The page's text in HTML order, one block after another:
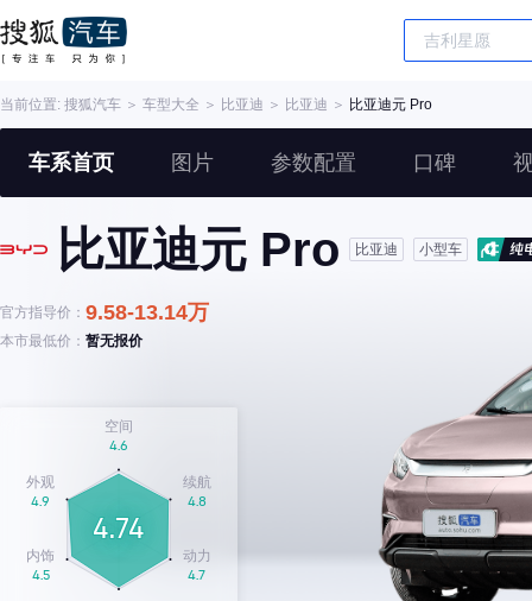
当前位置: 搜狐汽车 ＞ 车型大全 ＞ 比亚迪 ＞ 比亚迪 ＞ 比亚迪元 Pro
车系首页 图片 参数配置 口碑
比亚迪元 Pro 比亚迪 小型车
官方指导价： 9.58-13.14万
本市最低价： 暂无报价